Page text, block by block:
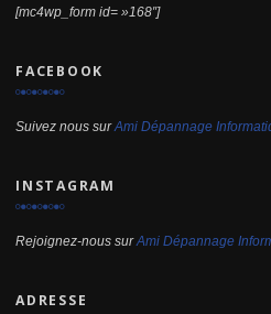
[mc4wp_form id= »168″]
FACEBOOK
Suivez nous surAmi Dépannage
INSTAGRAM
Rejoignez-nous surAmi Dépannage
ADRESSE